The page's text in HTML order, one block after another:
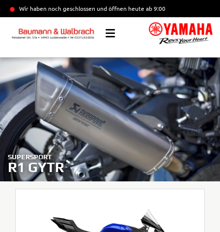
Wir haben noch geschlossen und öffnen heute ab 9:00
SUPERSPORT
R1 GYTR